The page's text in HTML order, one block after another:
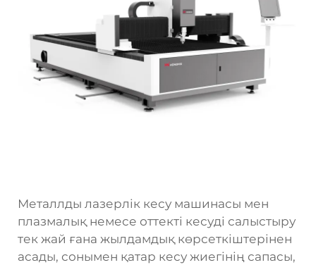
Металлды лазерлік кесу машинасы мен
плазмалық немесе оттекті кесуді салыстыру
тек жай ғана жылдамдық көрсеткіштерінен
асады, сонымен қатар кесу жиегінің сапасы,